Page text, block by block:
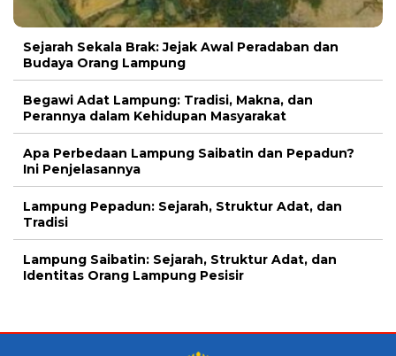
Sejarah Sekala Brak: Jejak Awal Peradaban dan
Budaya Orang Lampung
Begawi Adat Lampung: Tradisi, Makna, dan
Perannya dalam Kehidupan Masyarakat
Apa Perbedaan Lampung Saibatin dan Pepadun?
Ini Penjelasannya
Lampung Pepadun: Sejarah, Struktur Adat, dan
Tradisi
Lampung Saibatin: Sejarah, Struktur Adat, dan
Identitas Orang Lampung Pesisir